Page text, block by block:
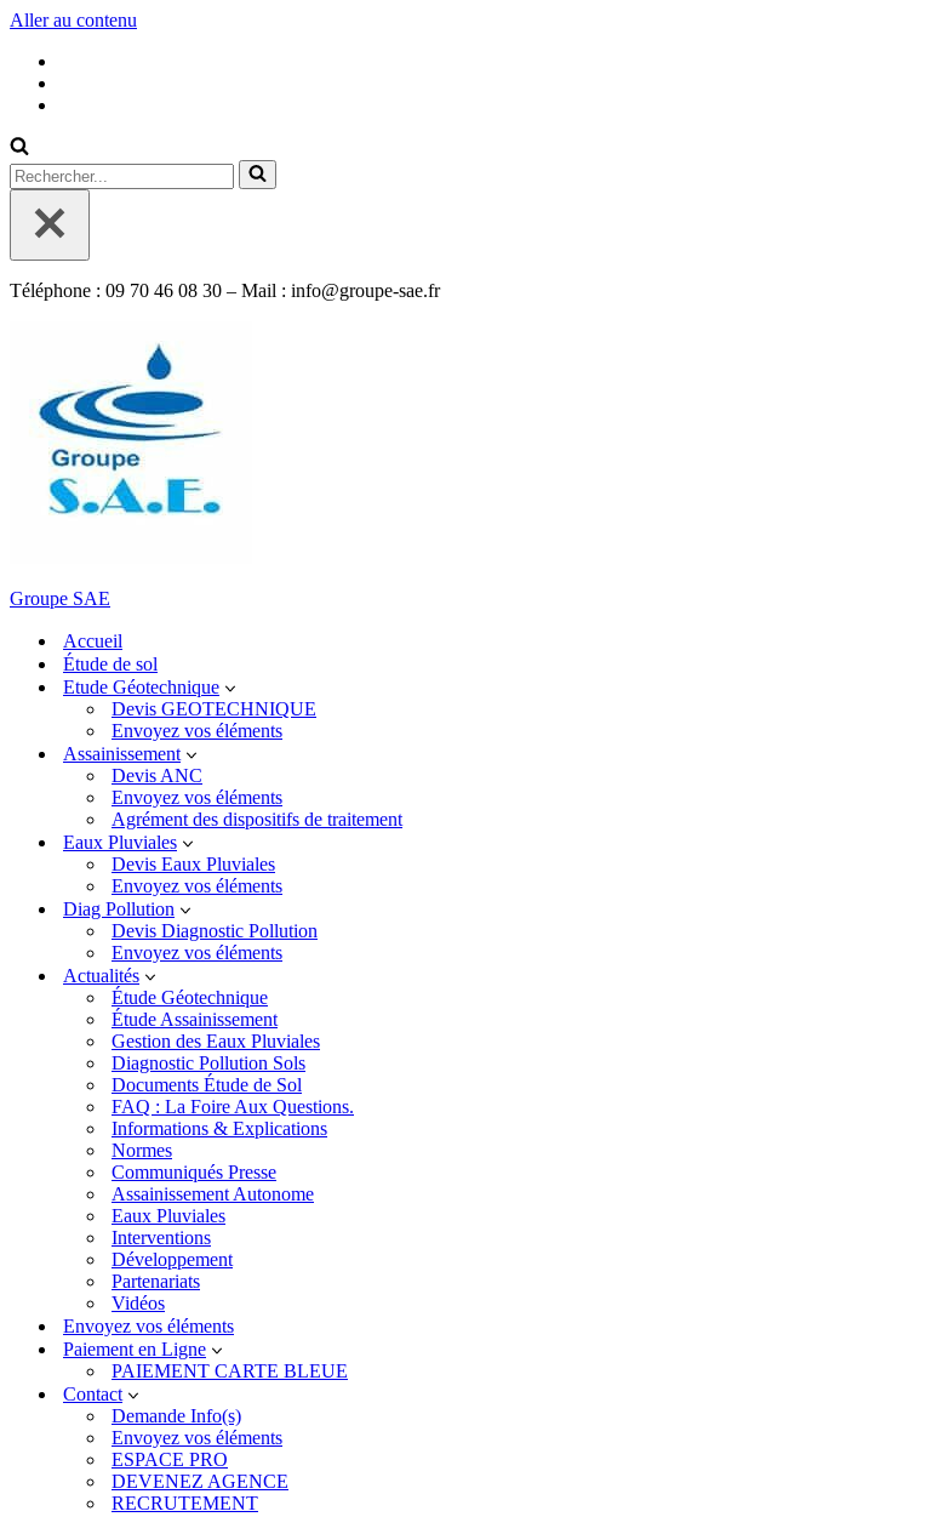
Aller au contenu
Rechercher...
Téléphone : 09 70 46 08 30 – Mail : info@groupe-sae.fr
Groupe SAE
Accueil
Étude de sol
Etude Géotechnique
Devis GEOTECHNIQUE
Envoyez vos éléments
Assainissement
Devis ANC
Envoyez vos éléments
Agrément des dispositifs de traitement
Eaux Pluviales
Devis Eaux Pluviales
Envoyez vos éléments
Diag Pollution
Devis Diagnostic Pollution
Envoyez vos éléments
Actualités
Étude Géotechnique
Étude Assainissement
Gestion des Eaux Pluviales
Diagnostic Pollution Sols
Documents Étude de Sol
FAQ : La Foire Aux Questions.
Informations & Explications
Normes
Communiqués Presse
Assainissement Autonome
Eaux Pluviales
Interventions
Développement
Partenariats
Vidéos
Envoyez vos éléments
Paiement en Ligne
PAIEMENT CARTE BLEUE
Contact
Demande Info(s)
Envoyez vos éléments
ESPACE PRO
DEVENEZ AGENCE
RECRUTEMENT